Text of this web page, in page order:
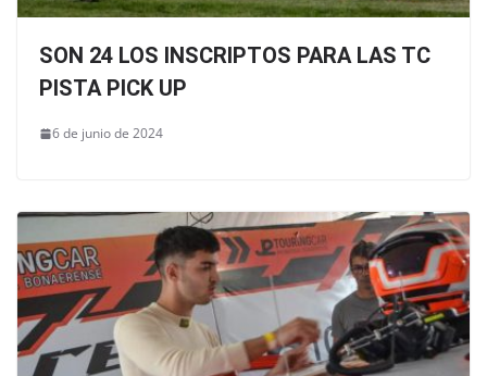
SON 24 LOS INSCRIPTOS PARA LAS TC
PISTA PICK UP
6 de junio de 2024